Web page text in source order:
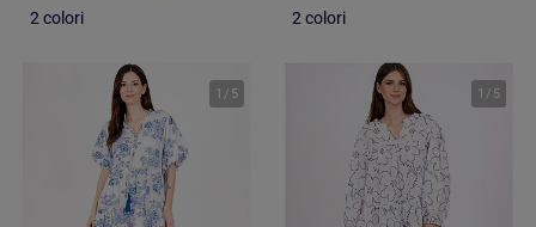
2 colori 2 colori
1 / 5 1 / 5